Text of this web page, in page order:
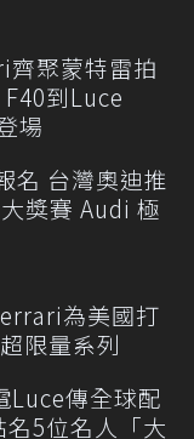
聚蒙特雷拍
到Luce
場
名 台灣奧迪推
獎賽 Audi 極
為美國打
限量系列
Luce傳全球配
5位名人「大